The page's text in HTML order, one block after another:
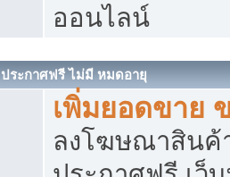
ออนไลน์
ประกาศฟรี ไม่มี หมดอายุ
เพิ่มยอดขาย
ลงโฆษณาสิน